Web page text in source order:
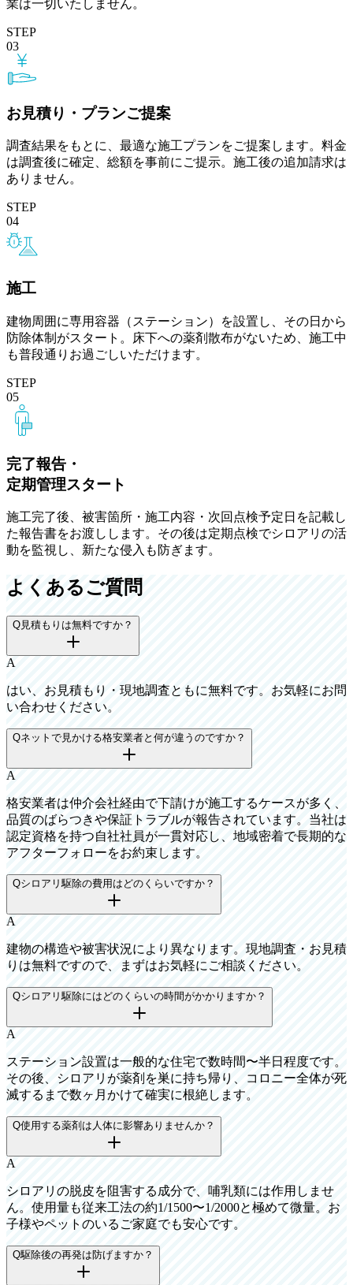
業は一切いたしません。
STEP
03
お見積り・プランご提案
調査結果をもとに、最適な施工プランをご提案します。料金
は調査後に確定、総額を事前にご提示。施工後の追加請求は
ありません。
STEP
04
施工
建物周囲に専用容器（ステーション）を設置し、その日から
防除体制がスタート。床下への薬剤散布がないため、施工中
も普段通りお過ごしいただけます。
STEP
05
完了報告・
定期管理スタート
施工完了後、被害箇所・施工内容・次回点検予定日を記載し
た報告書をお渡しします。その後は定期点検でシロアリの活
動を監視し、新たな侵入も防ぎます。
よくあるご質問
Q見積もりは無料ですか？
A
はい、お見積もり・現地調査ともに無料です。お気軽にお問
い合わせください。
Qネットで見かける格安業者と何が違うのですか？
A
格安業者は仲介会社経由で下請けが施工するケースが多く、
品質のばらつきや保証トラブルが報告されています。当社は
認定資格を持つ自社社員が一貫対応し、地域密着で長期的な
アフターフォローをお約束します。
Qシロアリ駆除の費用はどのくらいですか？
A
建物の構造や被害状況により異なります。現地調査・お見積
りは無料ですので、まずはお気軽にご相談ください。
Qシロアリ駆除にはどのくらいの時間がかかりますか？
A
ステーション設置は一般的な住宅で数時間〜半日程度です。
その後、シロアリが薬剤を巣に持ち帰り、コロニー全体が死
滅するまで数ヶ月かけて確実に根絶します。
Q使用する薬剤は人体に影響ありませんか？
A
シロアリの脱皮を阻害する成分で、哺乳類には作用しませ
ん。使用量も従来工法の約1/1500〜1/2000と極めて微量。お
子様やペットのいるご家庭でも安心です。
Q駆除後の再発は防げますか？